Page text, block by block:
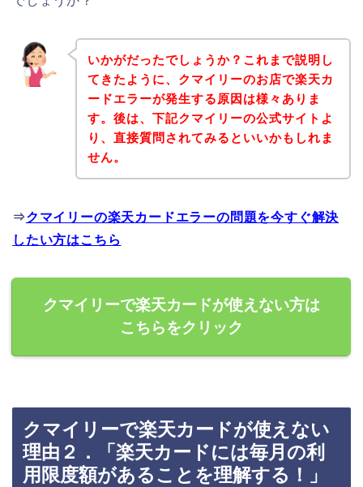
いかがだったでしょうか？これまで説明し
てきたように、クマイリーのお店で楽天カ
ードエラーが発生する原因は様々ありま
す。後は、下記クマイリーの公式サイトよ
り、直接質問されてみるといいかもしれま
せん。
⇒クマイリーの楽天カードエラーの問題を今すぐ解決
したい方はこちら
クマイリーで楽天カードが使えない方は
こちらをクリック
クマイリーで楽天カードが使えない
理由２．「楽天カードには毎月の利
用限度額があることを理解する！」